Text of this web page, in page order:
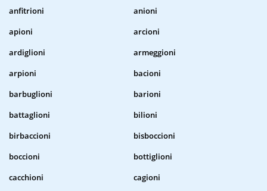
anfitrioni
anioni
apioni
arcioni
ardiglioni
armeggioni
arpioni
bacioni
barbuglioni
barioni
battaglioni
bilioni
birbaccioni
bisboccioni
boccioni
bottiglioni
cacchioni
cagioni